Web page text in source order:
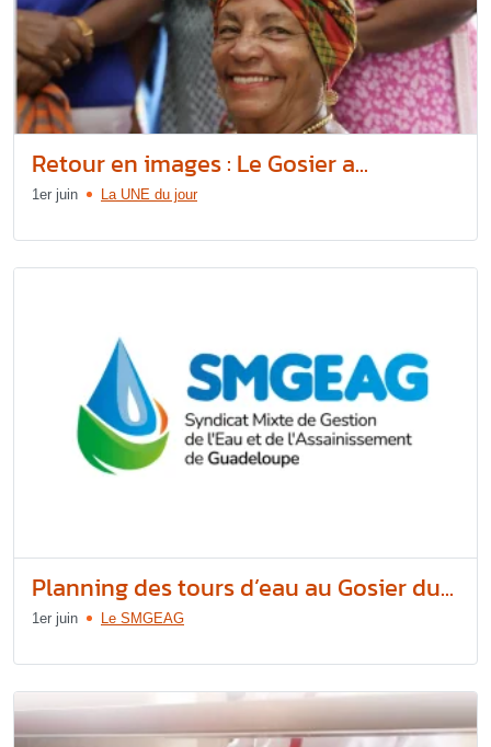
Retour en images : Le Gosier a...
1er juin La UNE du jour
Planning des tours d’eau au Gosier du...
1er juin Le SMGEAG